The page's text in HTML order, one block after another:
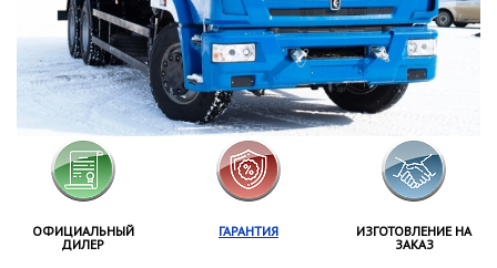
ОФИЦИАЛЬНЫЙ
ДИЛЕР
ГАРАНТИЯ
ИЗГОТОВЛЕНИЕ НА
ЗАКАЗ